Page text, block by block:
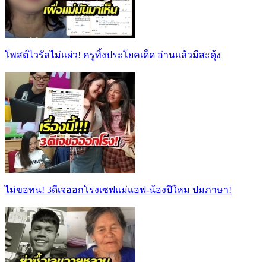
โพสต์ไวรัลไม่แผ่ว! ครูทิ้งประโยคเด็ด อ่านแล้วมีสะดุ้ง
ไม่ขอทน! 3ดีเจออกโรงเซฟแม่แอฟ-น้องปีใหม ปมภาษา!